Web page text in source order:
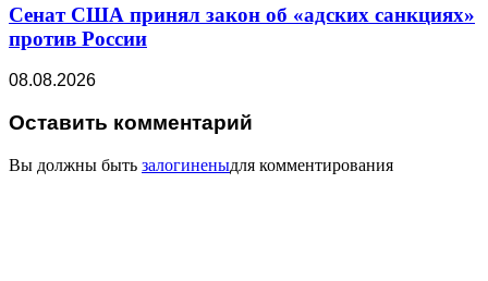
Сенат США принял закон об «адских санкциях»
против России
08.08.2026
Оставить комментарий
Вы должны быть залогиненыдля комментирования